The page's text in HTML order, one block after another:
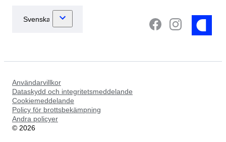
Användarvillkor
Dataskydd och integritetsmeddelande
Cookiemeddelande
Policy för brottsbekämpning
Andra policyer
© 2026